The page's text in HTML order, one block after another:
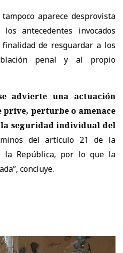
aparece desprovista
antecedentes invocados
de resguardar a los
penal y al propio
advierte una actuación
perturbe o amenace
seguridad individual del
del artículo 21 de la
la República, por lo que la
concluye.